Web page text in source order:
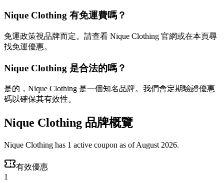
Nique Clothing 有免運費嗎？
免運政策視品牌而定。請查看 Nique Clothing 官網或在本頁尋
找免運優惠。
Nique Clothing 是合法的嗎？
是的，Nique Clothing 是一個知名品牌。我們會定期驗證優惠
碼以確保其有效性。
Nique Clothing 品牌概覽
Nique Clothing has 1 active coupon as of August 2026.
有效優惠
1